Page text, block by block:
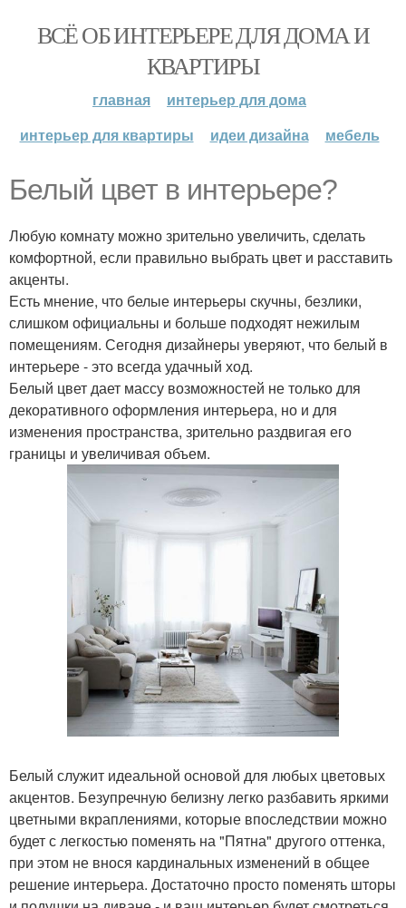
ВСЁ ОБ ИНТЕРЬЕРЕ ДЛЯ ДОМА И
КВАРТИРЫ
главная
интерьер для дома
интерьер для квартиры
идеи дизайна мебель
Белый цвет в интерьере?
Любую комнату можно зрительно увеличить, сделать
комфортной, если правильно выбрать цвет и расставить
акценты.
Есть мнение, что белые интерьеры скучны, безлики,
слишком официальны и больше подходят нежилым
помещениям. Сегодня дизайнеры уверяют, что белый в
интерьере - это всегда удачный ход.
Белый цвет дает массу возможностей не только для
декоративного оформления интерьера, но и для
изменения пространства, зрительно раздвигая его
границы и увеличивая объем.
Белый служит идеальной основой для любых цветовых
акцентов. Безупречную белизну легко разбавить яркими
цветными вкраплениями, которые впоследствии можно
будет с легкостью поменять на "Пятна" другого оттенка,
при этом не внося кардинальных изменений в общее
решение интерьера. Достаточно просто поменять шторы